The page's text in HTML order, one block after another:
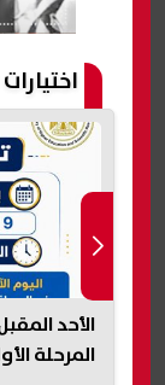
الأحد
المرحلة